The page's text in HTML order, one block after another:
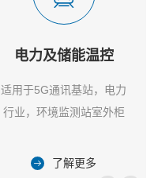
电力及储能温控
适用于5G通讯基站，电力
行业，环境监测站室外柜
了解更多